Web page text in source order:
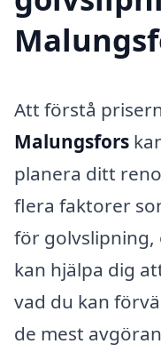
Att förstå
Malungsfors
planera ditt
flera faktorer
för golvslipning,
kan hjälpa dig
vad du kan
de mest